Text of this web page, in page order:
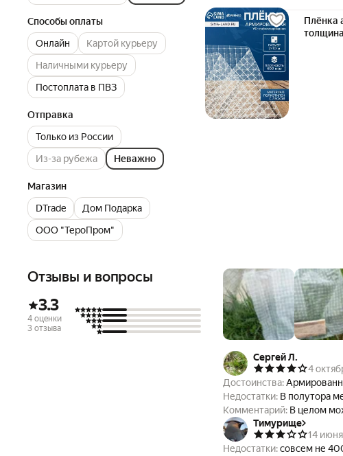
Способы оплаты
Онлайн
Картой курьеру
Наличными курьеру
Постоплата в ПВЗ
Отправка
Только из России
Из-за рубежа
Неважно
Магазин
DTrade
Дом Подарка
ООО "ТероПром"
Плёнка
Отзывы и вопросы
3.3
4 оценки
3 отзыва
Сергей Л.
4
Достоинства:
Недостатки: В полутора
Комментарий:
Тимурище
14
Недостатки:совсем не